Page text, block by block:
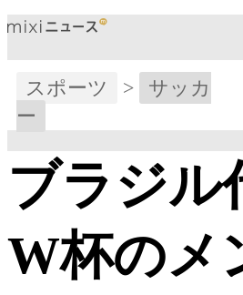
スポーツ >
サッカ
ー
ブラジル
W杯のメ